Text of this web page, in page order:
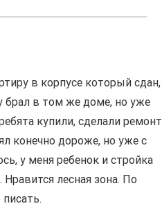
в корпусе который сдан,
брал в том же доме, но уже
купили, сделали ремонт
конечно дороже, но уже с
у меня ребенок и стройка
лесная зона. По